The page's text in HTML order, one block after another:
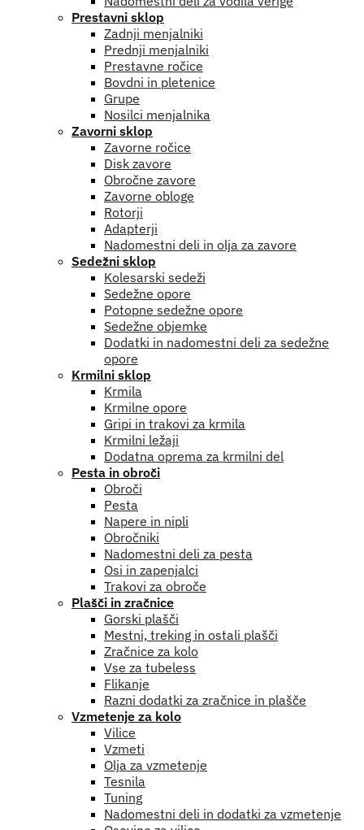
Prestavni sklop
Zadnji menjalniki
Prednji menjalniki
Prestavne ročice
Bovdni in pletenice
Grupe
Nosilci menjalnika
Zavorni sklop
Zavorne ročice
Disk zavore
Obročne zavore
Zavorne obloge
Rotorji
Adapterji
Nadomestni deli in olja za zavore
Sedežni sklop
Kolesarski sedeži
Sedežne opore
Potopne sedežne opore
Sedežne objemke
Dodatki in nadomestni deli za sedežne
opore
Krmilni sklop
Krmila
Krmilne opore
Gripi in trakovi za krmila
Krmilni ležaji
Dodatna oprema za krmilni del
Pesta in obroči
Obroči
Pesta
Napere in nipli
Obročniki
Nadomestni deli za pesta
Osi in zapenjalci
Trakovi za obroče
Plašči in zračnice
Gorski plašči
Mestni, treking in ostali plašči
Zračnice za kolo
Vse za tubeless
Flikanje
Razni dodatki za zračnice in plašče
Vzmetenje za kolo
Vilice
Vzmeti
Olja za vzmetenje
Tesnila
Tuning
Nadomestni deli in dodatki za vzmetenje